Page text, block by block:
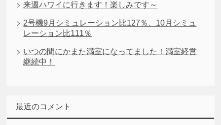
来週ハワイに行きます！楽しみです～
2号機9月シミュレーション比127％、10月シミュ
レーション比111％
いつの間にかまた満室になってました！満室経営
継続中！
最近のコメント